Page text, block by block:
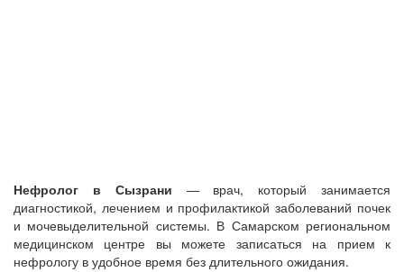
Нефролог в Сызрани — врач, который занимается
диагностикой, лечением и профилактикой заболеваний почек
и мочевыделительной системы. В Самарском региональном
медицинском центре вы можете записаться на прием к
нефрологу в удобное время без длительного ожидания.